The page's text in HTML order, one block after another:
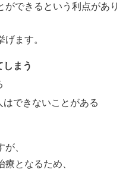
ができるという利点があり
ます。
しまう
できないことがある
、
となるため、